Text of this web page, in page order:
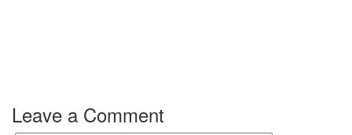
Leave a Comment